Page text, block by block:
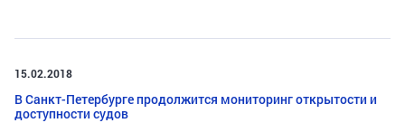
15.02.2018
В Санкт-Петербурге продолжится мониторинг открытости и
доступности судов